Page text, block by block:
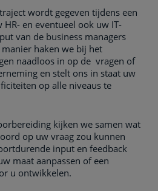
wordt gegeven tijdens een
en eventueel ook uw IT-
van de business managers
haken we bij het
naadloos in op de vragen of
en stelt ons in staat uw
op alle niveaus te
kijken we samen wat
op uw vraag zou kunnen
input en feedback
maat aanpassen of een
u ontwikkelen.